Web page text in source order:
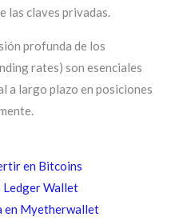
las claves privadas.
profunda de los
rates) son esenciales
a largo plazo en posiciones
en Bitcoins
Ledger Wallet
en Myetherwallet